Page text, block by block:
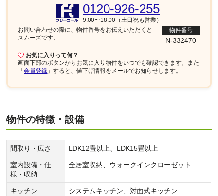
お気に入りって何？
画面下部のボタンからお気に入り物件をいつでも確認できます。また
「会員登録 」すると、値下げ情報をメールでお知らせします。
0120-926-255
9:00〜18:00（土日祝も営業）
お問い合わせの際に、物件番号をお伝えいただくと
スムーズです。
物件番号
N-332470
物件の特徴・設備
間取り・広さ LDK12畳以上、LDK15畳以上
室内設備・仕
様・収納
全居室収納、ウォークインクローゼット
キッチン システムキッチン、対面式キッチン